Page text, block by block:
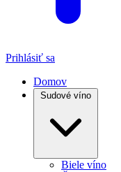
Prihlásiť sa
Domov
Sudové víno
Biele víno